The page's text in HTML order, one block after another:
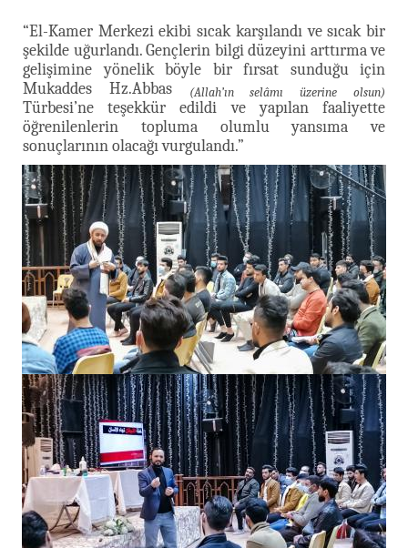
“El-Kamer Merkezi ekibi sıcak karşılandı ve sıcak bir
şekilde uğurlandı. Gençlerin bilgi düzeyini arttırma ve
gelişimine yönelik böyle bir fırsat sunduğu için
Mukaddes Hz.Abbas
(Allah’ın selâmı üzerine olsun)
Türbesi’ne teşekkür edildi ve yapılan faaliyette
öğrenilenlerin topluma olumlu yansıma ve
sonuçlarının olacağı vurgulandı.”